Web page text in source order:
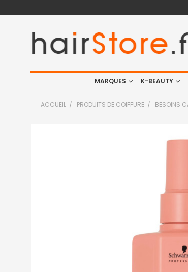
MARQUES K-BEAUTY
ACCUEIL PRODUITS DE COIFFURE BESOINS